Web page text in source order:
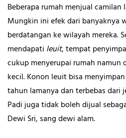
Beberapa rumah menjual
Mungkin ini efek dari banyaknya
berdatangan ke wilayah mereka.
mendapati leuit, tempat
cukup menyerupai rumah namun
kecil. Konon leuit bisa
tahun lamanya dan terbebas dari
Padi juga tidak boleh dijual
Dewi Sri, sang dewi alam.